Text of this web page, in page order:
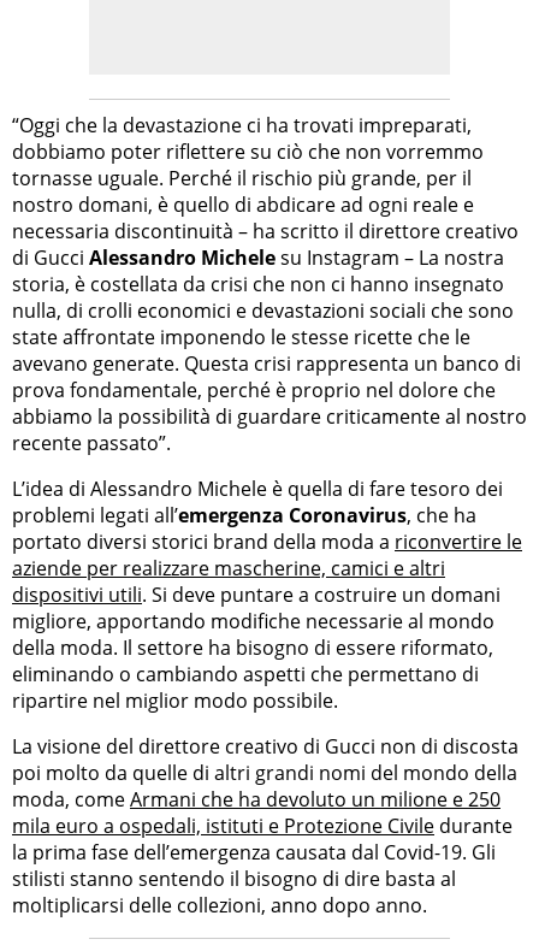
“Oggi che la devastazione ci ha trovati impreparati,
dobbiamo poter riflettere su ciò che non vorremmo
tornasse uguale. Perché il rischio più grande, per il
nostro domani, è quello di abdicare ad ogni reale e
necessaria discontinuità – ha scritto il direttore creativo
di Gucci Alessandro Michelesu Instagram – La nostra
storia, è costellata da crisi che non ci hanno insegnato
nulla, di crolli economici e devastazioni sociali che sono
state affrontate imponendo le stesse ricette che le
avevano generate. Questa crisi rappresenta un banco di
prova fondamentale, perché è proprio nel dolore che
abbiamo la possibilità di guardare criticamente al nostro
recente passato”.
L’idea di Alessandro Michele è quella di fare tesoro dei
problemi legati all’emergenza Coronavirus, che ha
portato diversi storici brand della moda a riconvertire le
aziende per realizzare mascherine, camici e altri
dispositivi utili. Si deve puntare a costruire un domani
migliore, apportando modifiche necessarie al mondo
della moda. Il settore ha bisogno di essere riformato,
eliminando o cambiando aspetti che permettano di
ripartire nel miglior modo possibile.
La visione del direttore creativo di Gucci non di discosta
poi molto da quelle di altri grandi nomi del mondo della
moda, comeArmani che ha devoluto un milione e 250
mila euro a ospedali, istituti e Protezione Civile durante
la prima fase dell’emergenza causata dal Covid-19. Gli
stilisti stanno sentendo il bisogno di dire basta al
moltiplicarsi delle collezioni, anno dopo anno.